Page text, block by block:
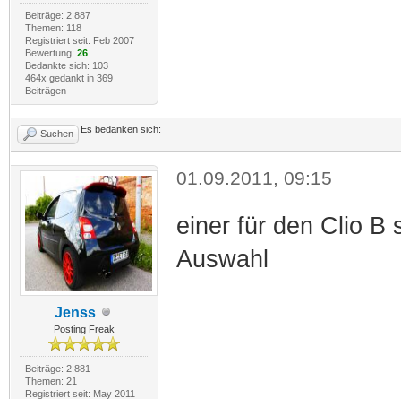
Beiträge: 2.887
Themen: 118
Registriert seit: Feb 2007
Bewertung: 26
Bedankte sich: 103
464x gedankt in 369
Beiträgen
Suchen Es bedanken sich:
Jenss
Posting Freak
Beiträge: 2.881
Themen: 21
Registriert seit: May 2011
01.09.2011, 09:15
einer für den Clio B
Auswahl